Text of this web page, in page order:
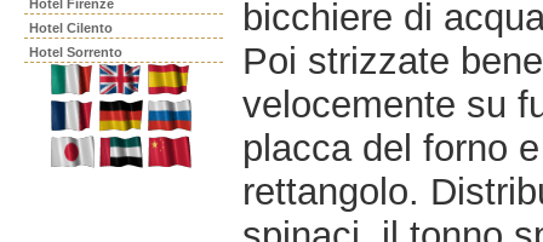
Hotel Firenze
Hotel Cilento
Hotel Sorrento
bicchiere di
Poi strizzate
velocemente su
placca del forno
rettangolo.